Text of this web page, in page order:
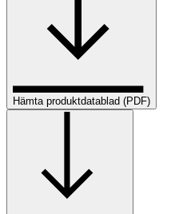
Hämta produktdatablad (PDF)